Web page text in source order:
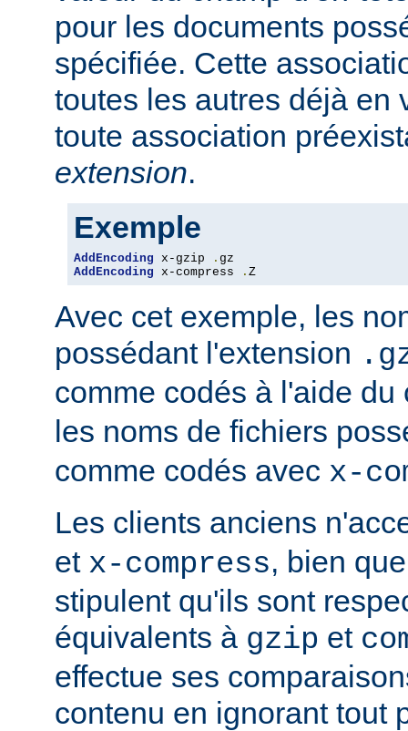
pour les documents
spécifiée. Cette
toutes les autres déjà en
toute association
extension.
Exemple
AddEncoding x-gzip .
AddEncoding x-compress . Z
Avec cet exemple, les
possédant l'extension
comme codés à l'aide
les noms de fichiers
comme codés avec x-
Les clients anciens
et x-compress, bien
stipulent qu'ils sont
équivalents à gzip et
effectue ses
contenu en ignorant tout